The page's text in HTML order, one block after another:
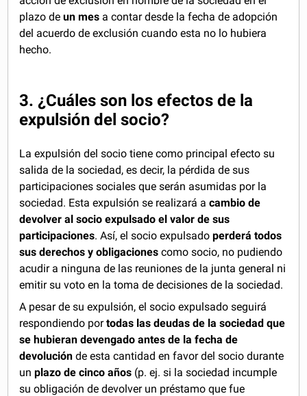
plazo deun mes a contar desde la fecha de adopción
del acuerdo de exclusión cuando esta no lo hubiera
hecho.
3. ¿Cuáles son los efectos de la
expulsión del socio?
La expulsión del socio tiene como principal efecto su
salida de la sociedad, es decir, la pérdida de sus
participaciones sociales que serán asumidas por la
sociedad. Esta expulsión se realizará a cambio de
devolver al socio expulsado el valor de sus
participaciones. Así, el socio expulsado perderá todos
sus derechos y obligaciones como socio, no pudiendo
acudir a ninguna de las reuniones de la junta general ni
emitir su voto en la toma de decisiones de la sociedad.
A pesar de su expulsión, el socio expulsado seguirá
respondiendo portodas las deudas de la sociedad que
se hubieran devengado antes de la fecha de
devolución de esta cantidad en favor del socio durante
un plazo de cinco años (p. ej. si la sociedad incumple
su obligación de devolver un préstamo que fue